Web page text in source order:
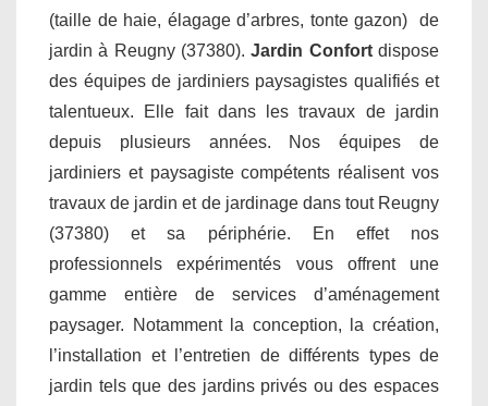
(taille de haie, élagage d’arbres, tonte gazon) de
jardin à Reugny (37380).Jardin Confortdispose
des équipes de jardiniers paysagistes qualifiés et
talentueux. Elle fait dans les travaux de jardin
depuis plusieurs années. Nos équipes de
jardiniers et paysagiste compétents réalisent vos
travaux de jardin et de jardinage dans tout Reugny
(37380) et sa périphérie. En effet nos
professionnels expérimentés vous offrent une
gamme entière de services d’aménagement
paysager. Notamment la conception, la création,
l’installation et l’entretien de différents types de
jardin tels que des jardins privés ou des espaces